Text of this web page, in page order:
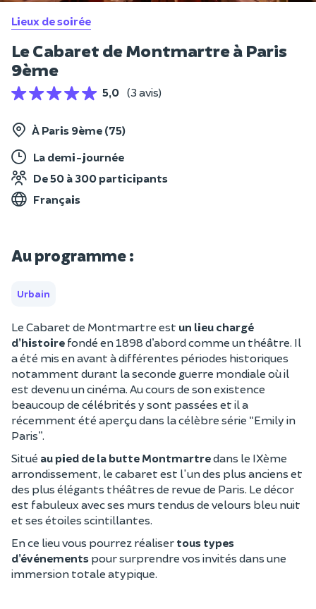
Lieux de soirée
Le Cabaret de Montmartre à Paris
9ème
5,0 (3 avis)
À Paris 9ème (75)
La demi-journée
De 50 à 300 participants
Français
Au programme :
Urbain
Le Cabaret de Montmartre est un lieu chargé
d’histoire fondé en 1898 d’abord comme un théâtre. Il
a été mis en avant à différentes périodes historiques
notamment durant la seconde guerre mondiale où il
est devenu un cinéma. Au cours de son existence
beaucoup de célébrités y sont passées et il a
récemment été aperçu dans la célèbre série “Emily in
Paris”.
Situé au pied de la butte Montmartredans le IXème
arrondissement, le cabaret est l'un des plus anciens et
des plus élégants théâtres de revue de Paris. Le décor
est fabuleux avec ses murs tendus de velours bleu nuit
et ses étoiles scintillantes.
En ce lieu vous pourrez réaliser tous types
d’événements pour surprendre vos invités dans une
immersion totale atypique.